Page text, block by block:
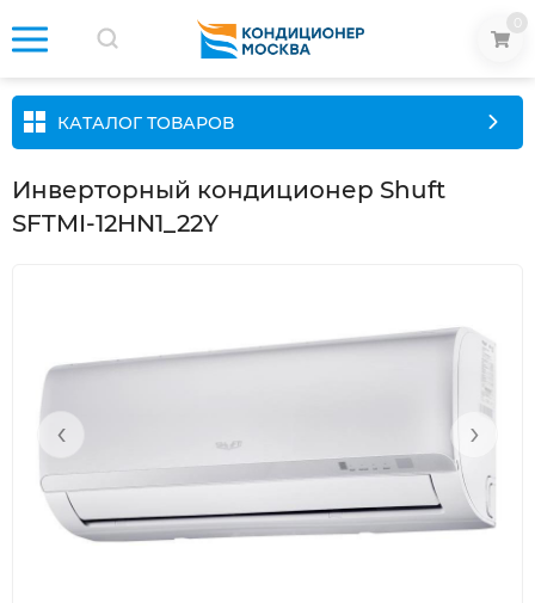
КАТАЛОГ ТОВАРОВ
Инверторный кондиционер Shuft
SFTMI-12HN1_22Y
‹ ›